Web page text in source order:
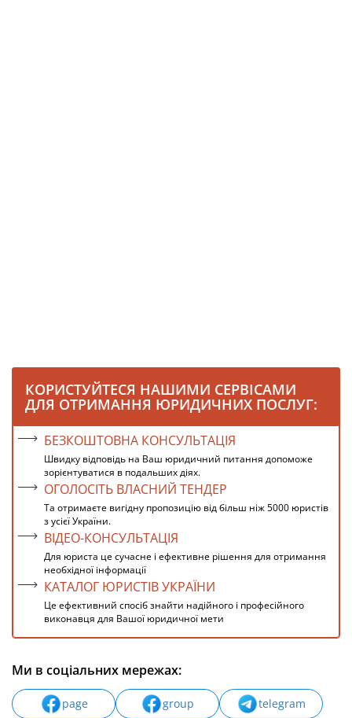
КОРИСТУЙТЕСЯ НАШИМИ СЕРВІСАМИ
ДЛЯ ОТРИМАННЯ ЮРИДИЧНИХ ПОСЛУГ:
БЕЗКОШТОВНА КОНСУЛЬТАЦІЯ
Швидку відповідь на Ваш юридичний питання допоможе
зорієнтуватися в подальших діях.
ОГОЛОСІТЬ ВЛАСНИЙ ТЕНДЕР
Та отримаєте вигідну пропозицію від більш ніж 5000 юристів
з усієї України.
ВІДЕО-КОНСУЛЬТАЦІЯ
Для юриста це сучасне і ефективне рішення для отримання
необхідної інформації
КАТАЛОГ ЮРИСТІВ УКРАЇНИ
Це ефективний спосіб знайти надійного і професійного
виконавця для Вашої юридичної мети
Ми в соціальних мережах:
page group
telegram